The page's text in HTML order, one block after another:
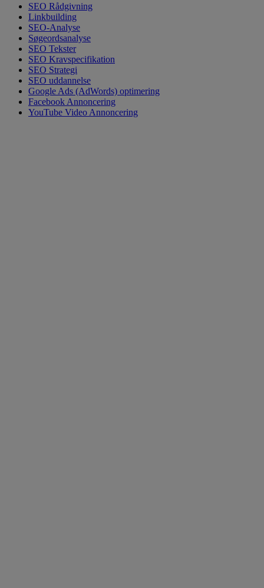
SEO Rådgivning
Linkbuilding
SEO-Analyse
Søgeordsanalyse
SEO Tekster
SEO Kravspecifikation
SEO Strategi
SEO uddannelse
Google Ads (AdWords) optimering
Facebook Annoncering
YouTube Video Annoncering